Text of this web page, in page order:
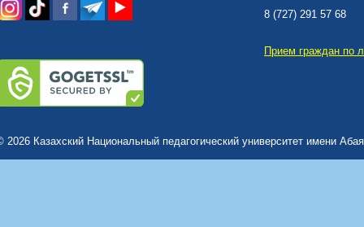
8 (727) 291 57 68
Прием граждан по
2026 Казахский Национальный педагогический университет имени Абая